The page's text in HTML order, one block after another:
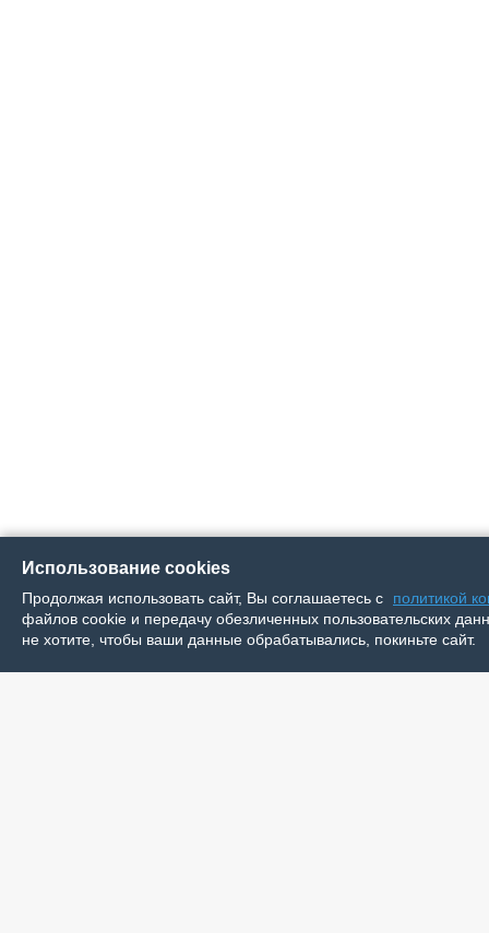
Использование cookies
Продолжая использовать сайт, Вы соглашаетесь с
политикой
файлов cookie и передачу обезличенных пользовательских
не хотите, чтобы ваши данные обрабатывались, покиньте сайт.